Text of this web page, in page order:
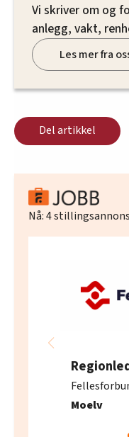
Vi skriver om og
anlegg, vakt,
Les mer fra
Del artikkel
Nå:4
Moelv